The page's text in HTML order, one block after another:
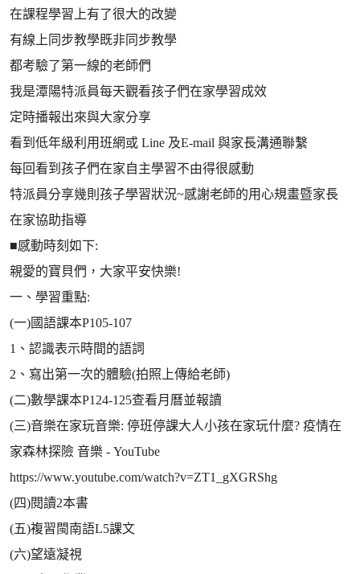
在課程學習上有了很大的改變
有線上同步教學既非同步教學
都考驗了第一線的老師們
我是潭陽特派員每天觀看孩子們在家學習成效
定時播報出來與大家分享
看到低年級利用班網或 Line 及E-mail 與家長溝通聯繫
每回看到孩子們在家自主學習不由得很感動
特派員分享幾則孩子學習狀況~感謝老師的用心規畫暨家長
在家協助指導
■感動時刻如下:
親愛的寶貝們，大家平安快樂!
一、學習重點:
(一)國語課本P105-107
1、認識表示時間的語詞
2、寫出第一次的體驗(拍照上傳給老師)
(二)數學課本P124-125查看月曆並報讀
(三)音樂在家玩音樂: 停班停課大人小孩在家玩什麼? 疫情在
家森林探險 音樂 - YouTube
https://www.youtube.com/watch?v=ZT1_gXGRShg
(四)閱讀2本書
(五)複習閩南語L5課文
(六)望遠凝視